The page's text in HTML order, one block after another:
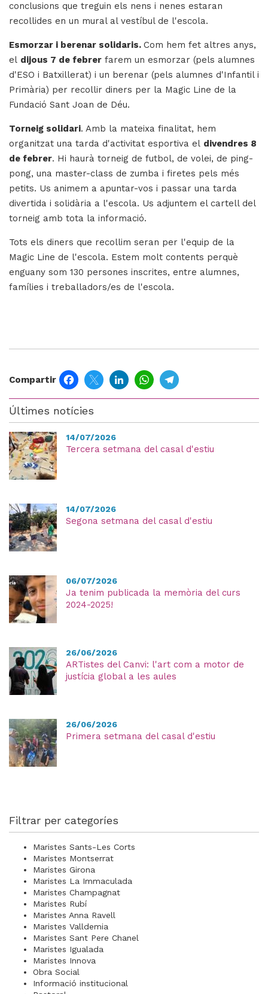
conclusions que treguin els nens i nenes estaran
recollides en un mural al vestíbul de l'escola.
Esmorzar i berenar solidaris. Com hem fet altres anys,
el dijous 7 de febrer farem un esmorzar (pels alumnes
d'ESO i Batxillerat) i un berenar (pels alumnes d'Infantil i
Primària) per recollir diners per la Magic Line de la
Fundació Sant Joan de Déu.
Torneig solidari. Amb la mateixa finalitat, hem
organitzat una tarda d'activitat esportiva el divendres 8
de febrer. Hi haurà torneig de futbol, de volei, de ping-
pong, una master-class de zumba i firetes pels més
petits. Us animem a apuntar-vos i passar una tarda
divertida i solidària a l'escola. Us adjuntem el cartell del
torneig amb tota la informació.
Tots els diners que recollim seran per l'equip de la
Magic Line de l'escola. Estem molt contents perquè
enguany som 130 persones inscrites, entre alumnes,
famílies i treballadors/es de l'escola.
Compartir FacebookTwitterLinkedInWhatsApp
Últimes notícies
14/07/2026
Tercera setmana del casal d'estiu
14/07/2026
Segona setmana del casal d'estiu
06/07/2026
Ja tenim publicada la memòria del curs
2024-2025!
26/06/2026
ARTistes del Canvi: l'art com a motor de
justícia global a les aules
26/06/2026
Primera setmana del casal d'estiu
Filtrar per categoríes
Maristes Sants-Les Corts
Maristes Montserrat
Maristes Girona
Maristes La Immaculada
Maristes Champagnat
Maristes Rubí
Maristes Anna Ravell
Maristes Valldemia
Maristes Sant Pere Chanel
Maristes Igualada
Maristes Innova
Obra Social
Informació institucional